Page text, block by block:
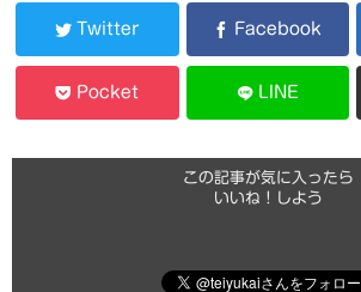
Twitter Facebook
Pocket LINE
この記事が気に入ったら
いいね！しよう